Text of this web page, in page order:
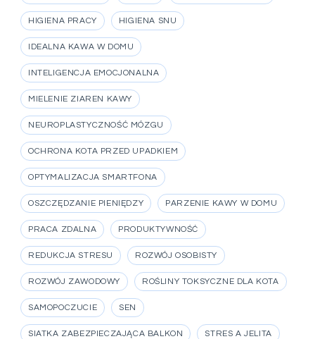
HIGIENA PRACY HIGIENA SNU
IDEALNA KAWA W DOMU
INTELIGENCJA EMOCJONALNA
MIELENIE ZIAREN KAWY
NEUROPLASTYCZNOŚĆ MÓZGU
OCHRONA KOTA PRZED UPADKIEM
OPTYMALIZACJA SMARTFONA
OSZCZĘDZANIE PIENIĘDZY PARZENIE KAWY W DOMU
PRACA ZDALNA PRODUKTYWNOŚĆ
REDUKCJA STRESU ROZWÓJ OSOBISTY
ROZWÓJ ZAWODOWY ROŚLINY TOKSYCZNE DLA KOTA
SAMOPOCZUCIE SEN
SIATKA ZABEZPIECZAJĄCA BALKON STRES A JELITA